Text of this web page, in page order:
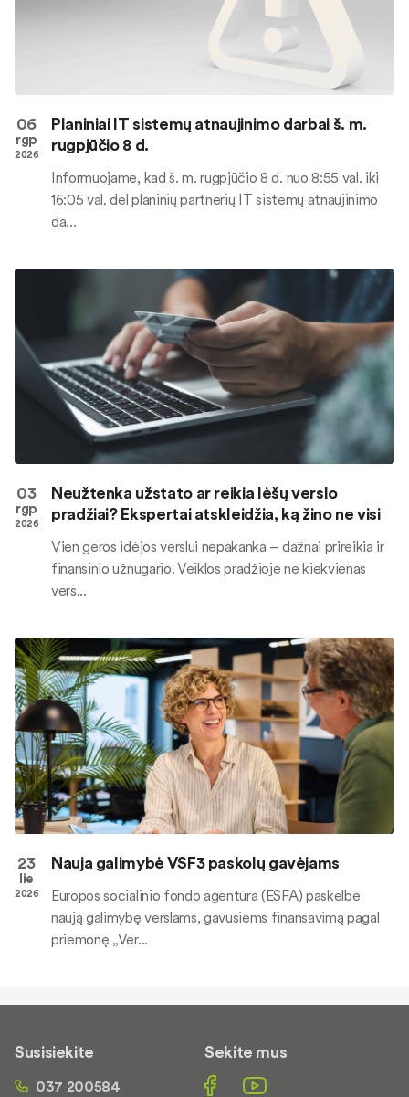
06
rgp
2026
Planiniai IT sistemų atnaujinimo darbai š. m.
rugpjūčio 8 d.
Informuojame, kad š. m. rugpjūčio 8 d. nuo 8:55 val. iki
16:05 val. dėl planinių partnerių IT sistemų atnaujinimo
da...
03
rgp
2026
Neužtenka užstato ar reikia lėšų verslo
pradžiai? Ekspertai atskleidžia, ką žino ne visi
Vien geros idėjos verslui nepakanka – dažnai prireikia ir
finansinio užnugario. Veiklos pradžioje ne kiekvienas
vers...
23
lie
2026
Nauja galimybė VSF3 paskolų gavėjams
Europos socialinio fondo agentūra (ESFA) paskelbė
naują galimybę verslams, gavusiems finansavimą pagal
priemonę „Ver...
Susisiekite
037 200584
Sekite mus